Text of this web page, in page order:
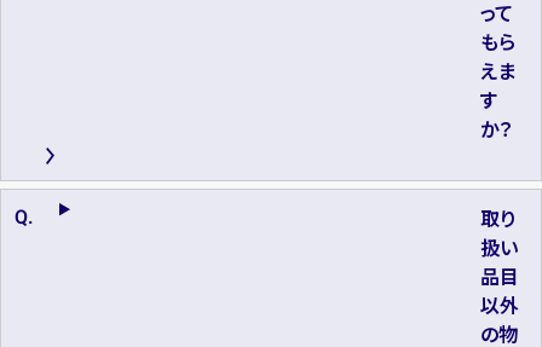
って
もら
えま
す
か？
取り
扱い
品目
以外
の物